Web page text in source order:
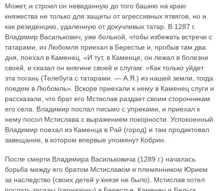
Может, и строил он невиданную до того башню на краю
княжества не только для защиты от агрессивных ятвягов, но и
как резиденцию, удаленную от докучливых татар. В 1287 г.
Владимир Василькович, уже больной, чтобы избежать встречи с
татарами, из Любомля приехал в Берестье и, пробыв там два
дня, поехал в Каменец. «И тут, в Каменце, он лежал в болезни
своей, и сказал он княгине своей и слугам: «Как только уйдет
эта погань (Телебуга с татарами. — А.Я.) из нашей земли, тогда
поедем в Любомль». Вскоре приехали к нему в Каменец слуги и
рассказали, что брат его Мстислав раздает своим сторонникам
его села. Владимир послал письмо с упреками, и приехал к
нему посол Мстислава с выражением покорности. Успокоенный
Владимир поехал из Каменца в Рай (город) и там продиктовал
завещание, в котором впервые упомянут Кобрин.
После смерти Владимира Васильковича (1289 г.) началась
борьба между его братом Мстиславом и племянником Юрием
за наследство (своих детей у князя не было). Мстислав хотел